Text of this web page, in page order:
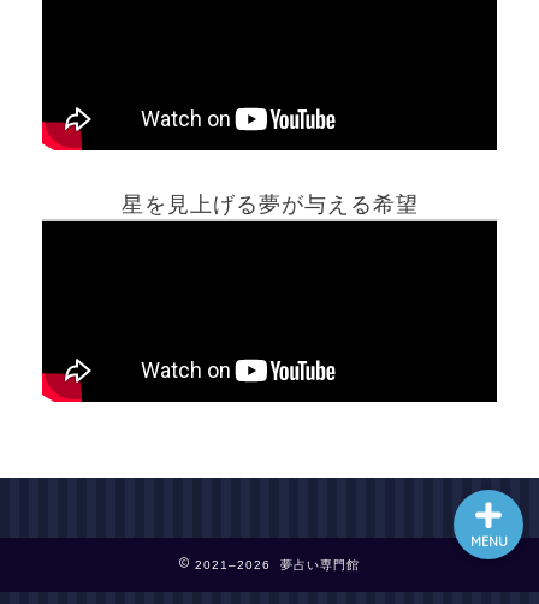
星を見上げる夢が与える希望
2021–2026 夢占い専門館
MENU
ホーム
最新記事動画